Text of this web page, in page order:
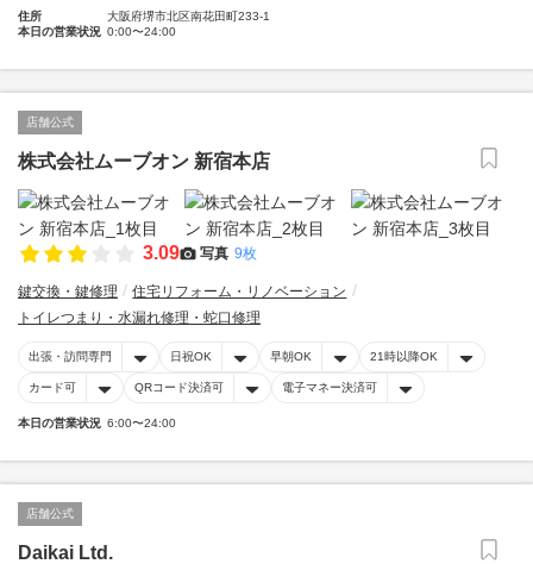
住所
大阪府堺市北区南花田町233-1
本日の営業状況 0:00〜24:00
店舗公式
株式会社ムーブオン 新宿本店
3.09 写真 9枚
鍵交換・鍵修理
住宅リフォーム・リノベーション
トイレつまり・水漏れ修理・蛇口修理
出張・訪問専門 日祝OK 早朝OK 21時以降OK
カード可 QRコード決済可 電子マネー決済可
本日の営業状況 6:00〜24:00
店舗公式
Daikai Ltd.